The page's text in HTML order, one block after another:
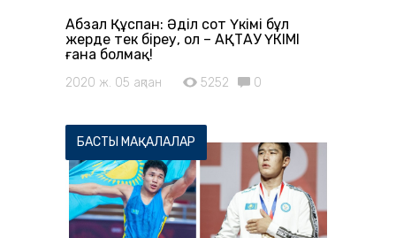
Абзал Құспан: Әділ сот Үкімі бұл
жерде тек біреу, ол – АҚТАУ ҮКІМІ
ғана болмақ!
2020 ж. 05 ақпан 5252 0
БАСТЫ МАҚАЛАЛАР